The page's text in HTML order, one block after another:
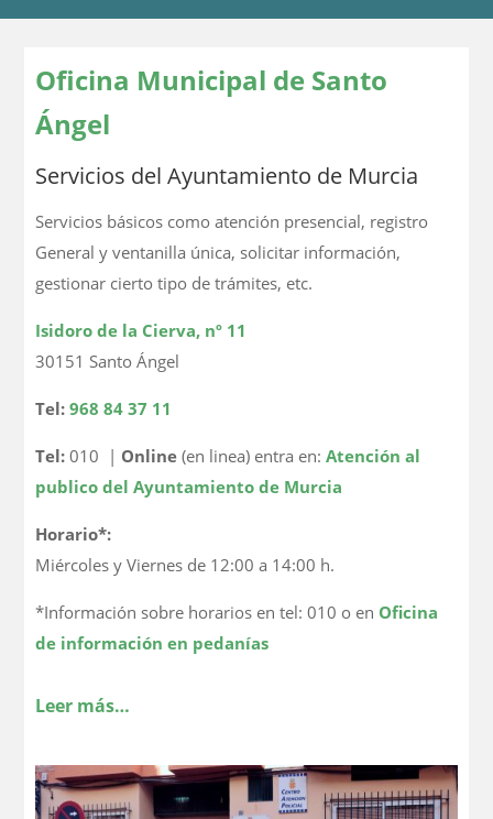
Oficina Municipal de Santo
Ángel
Servicios del Ayuntamiento de Murcia
Servicios básicos como atención presencial, registro
General y ventanilla única, solicitar información,
gestionar cierto tipo de trámites, etc.
Isidoro de la Cierva, nº 11
30151 Santo Ángel
Tel: 968 84 37 11
Tel: 010 | Online (en linea) entra en:Atención al
publico del Ayuntamiento de Murcia
Horario*:
Miércoles y Viernes de 12:00 a 14:00 h.
*Información sobre horarios en tel: 010 o en Oficina
de información en pedanías
Leer más…